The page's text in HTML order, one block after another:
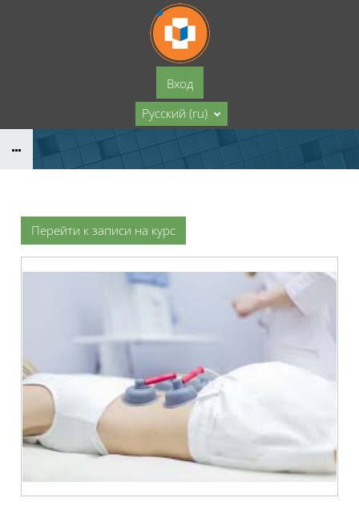
Перейти к основному содержанию
Вход
Русский ‎(ru)‎
Перейти к записи на курс